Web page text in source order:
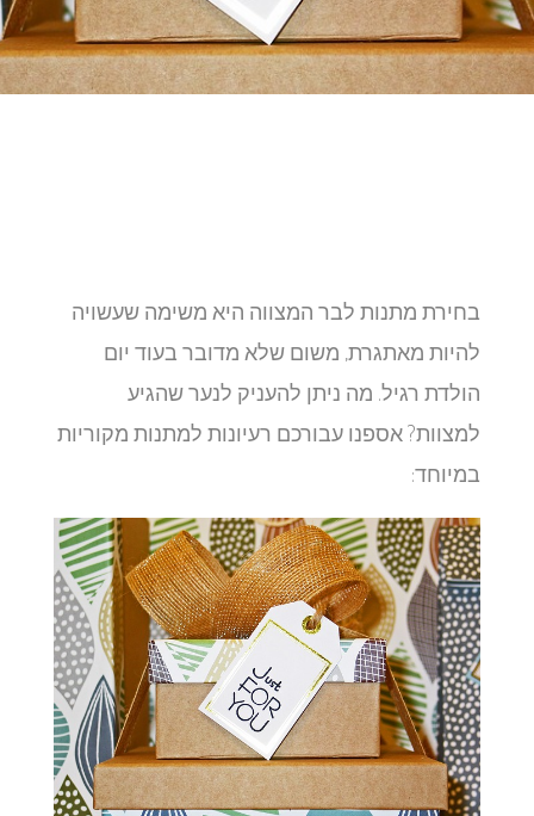
בחירת מתנות לבר המצווה היא משימה שעשויה
להיות מאתגרת, משום שלא מדובר בעוד יום
הולדת רגיל. מה ניתן להעניק לנער שהגיע
למצוות? אספנו עבורכם רעיונות למתנות מקוריות
במיוחד: